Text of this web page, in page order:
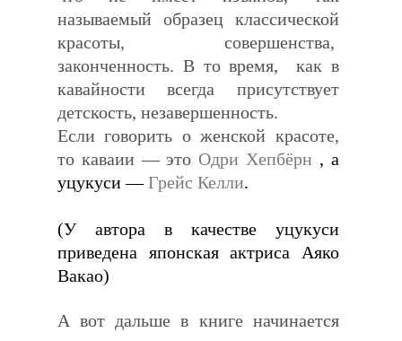
называемый образец классической
красоты, совершенства,
законченность. В то время, как в
кавайности всегда присутствует
детскость, незавершенность.
Если говорить о женской красоте,
то каваии — это Одри Хепбёрн , а
уцукуси —Грейс Келли.
(У автора в качестве уцукуси
приведена японскаяактриса Аяко
Вакао)
А вот дальше в книге начинается